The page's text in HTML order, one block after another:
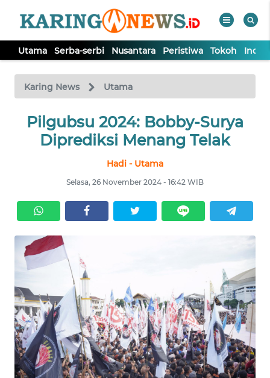
Utama Serba-serbi Nusantara Peristiwa Tokoh
Karing News Utama
Pilgubsu 2024: Bobby-Surya
Diprediksi Menang Telak
Hadi - Utama
Selasa, 26 November 2024 - 16:42 WIB
TV
Tutup
UTAMA
NUSANTARA
PERISTIWA
TOKOH
Informasi
INDEKS
BERITA
KONTAK